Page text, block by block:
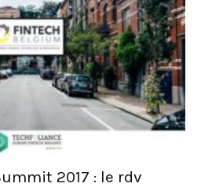
2017 : le rdv